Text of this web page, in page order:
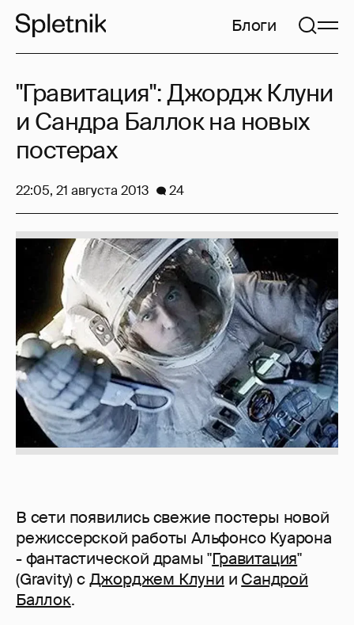
Блоги
В сети появились свежие постеры новой
режиссерской работы Альфонсо Куарона
- фантастической драмы "Гравитация"
(Gravity) сДжорджем Клуни и Сандрой
Баллок.
"Гравитация": Джордж Клуни
и Сандра Баллок на новых
постерах
22:05, 21 августа 2013 24